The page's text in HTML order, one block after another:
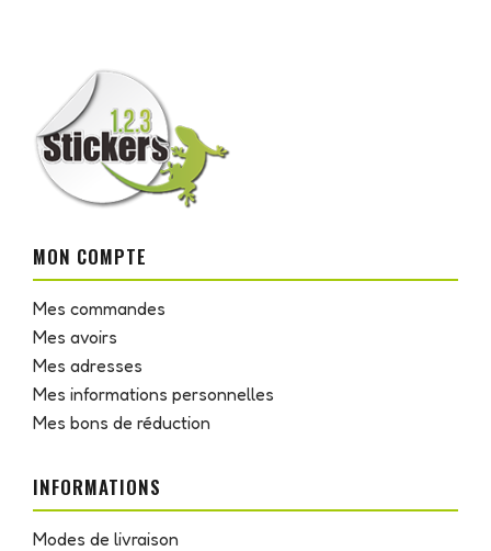
MON COMPTE
Mes commandes
Mes avoirs
Mes adresses
Mes informations personnelles
Mes bons de réduction
INFORMATIONS
Modes de livraison